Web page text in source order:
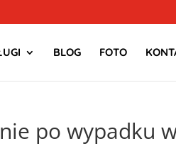
BLOG FOTO
po wypadku